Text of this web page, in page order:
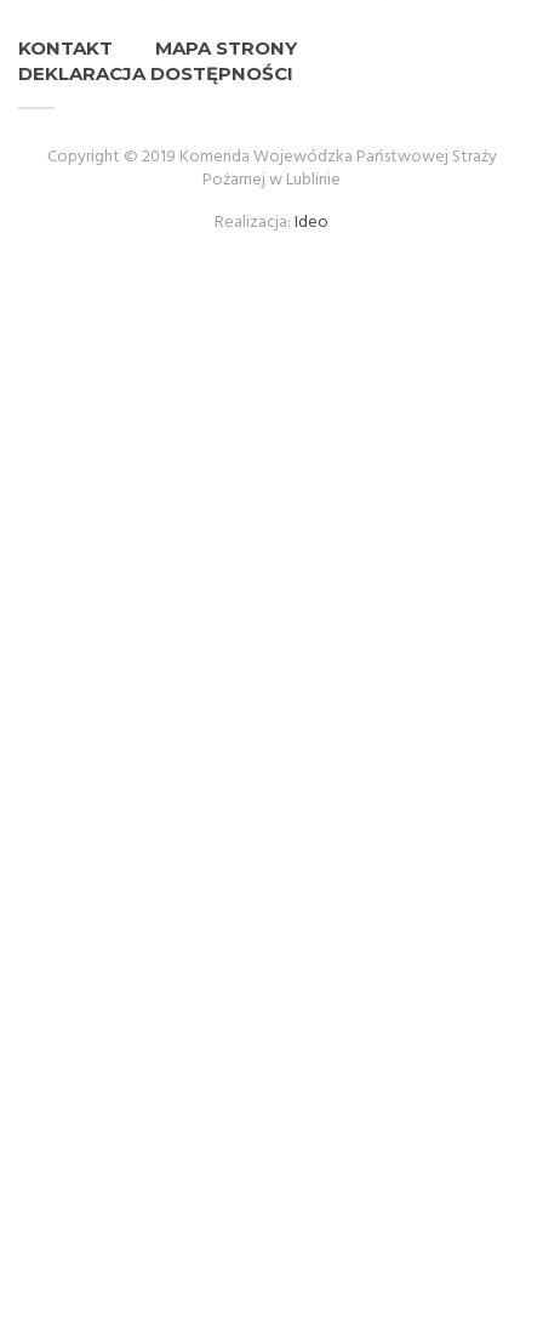
KONTAKT
MAPA STRONY
DEKLARACJA DOSTĘPNOŚCI
Copyright © 2019 Komenda Wojewódzka Państwowej Straży
Pożarnej w Lublinie
Realizacja:Ideo